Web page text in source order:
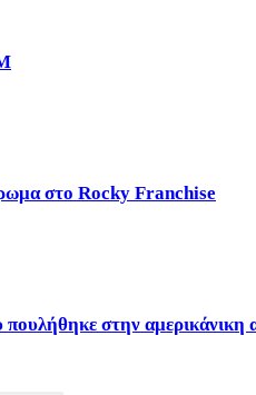
στο Rocky Franchise
στην αμερικάνικη